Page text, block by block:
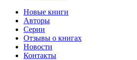
Новые книги
Авторы
Серии
Отзывы о книгах
Новости
Контакты